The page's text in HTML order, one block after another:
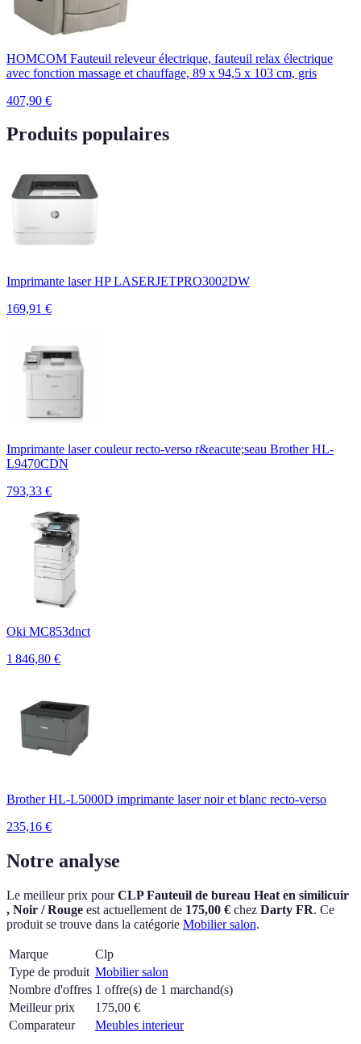
HOMCOM Fauteuil releveur électrique, fauteuil relax électrique
avec fonction massage et chauffage, 89 x 94,5 x 103 cm, gris
407,90 €
Produits populaires
Imprimante laser HP LASERJETPRO3002DW
169,91 €
Imprimante laser couleur recto-verso r&eacute;seau Brother HL-
L9470CDN
793,33 €
Oki MC853dnct
1 846,80 €
Brother HL-L5000D imprimante laser noir et blanc recto-verso
235,16 €
Notre analyse
Le meilleur prix pourCLP Fauteuil de bureau Heat en similicuir
, Noir / Rouge est actuellement de 175,00 € chez Darty FR. Ce
produit se trouve dans la catégorie Mobilier salon.
Marque
Clp
Type de produit Mobilier salon
Nombre d'offres 1 offre(s) de 1 marchand(s)
Meilleur prix
175,00 €
Comparateur
Meubles interieur